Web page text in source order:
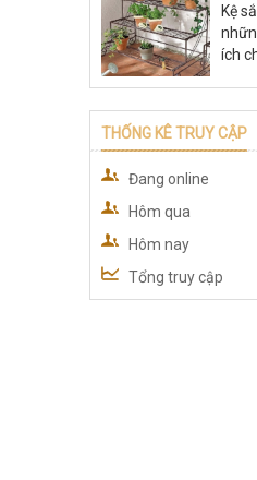
Kệ
ích
THỐNG KÊ TRUY CẬP
Đang online
Hôm qua
Hôm nay
Tổng truy cập